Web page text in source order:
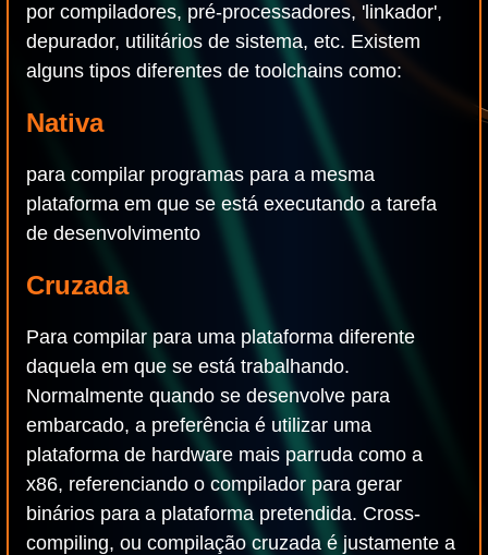
por compiladores, pré-processadores, 'linkador',
depurador, utilitários de sistema, etc. Existem
alguns tipos diferentes de toolchains como:
Nativa
para compilar programas para a mesma
plataforma em que se está executando a tarefa
de desenvolvimento
Cruzada
Para compilar para uma plataforma diferente
daquela em que se está trabalhando.
Normalmente quando se desenvolve para
embarcado, a preferência é utilizar uma
plataforma de hardware mais parruda como a
x86, referenciando o compilador para gerar
binários para a plataforma pretendida. Cross-
compiling, ou compilação cruzada é justamente a